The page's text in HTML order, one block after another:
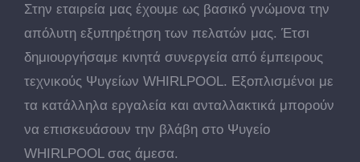
Στην εταιρεία μας έχουμε ως βασικό γνώμονα την
απόλυτη εξυπηρέτηση των πελατών μας. Έτσι
δημιουργήσαμε κινητά συνεργεία από έμπειρους
τεχνικούς Ψυγείων WHIRLPOOL. Εξοπλισμένοι με
τα κατάλληλα εργαλεία και ανταλλακτικά μπορούν
να επισκευάσουν την βλάβη στο Ψυγείο
WHIRLPOOL σας άμεσα.